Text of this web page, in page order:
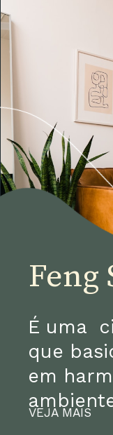
É uma
que
em
VEJA MAIS
Feng